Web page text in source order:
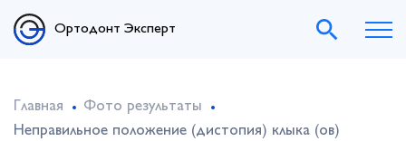
Ортодонт Эксперт
Главная
Фото результаты
Неправильное положение (дистопия) клыка (ов)